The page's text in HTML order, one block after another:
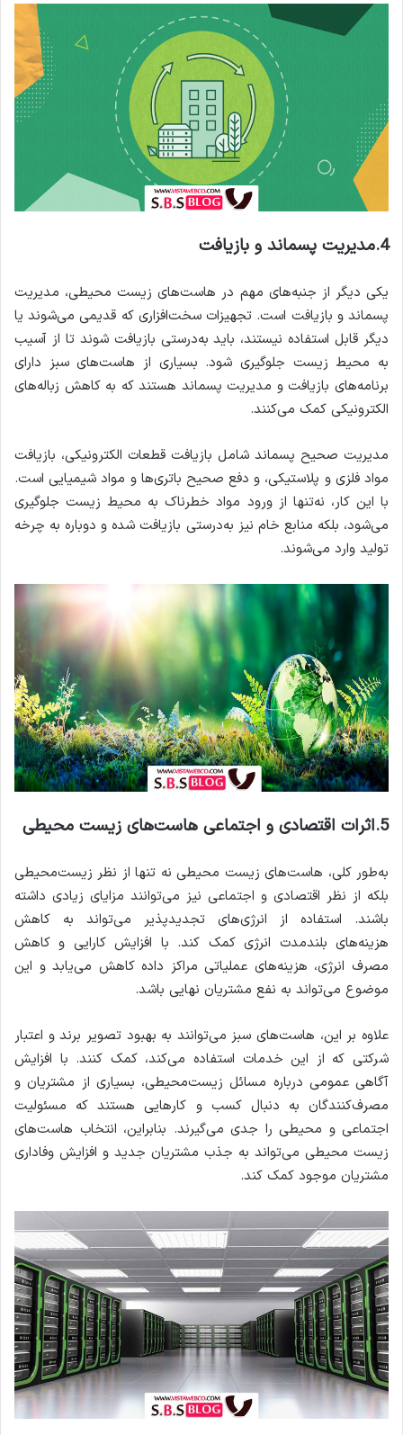
4.مدیریت پسماند و بازیافت
یکی دیگر از جنبه‌های مهم در هاست‌های زیست محیطی، مدیریت
پسماند و بازیافت است. تجهیزات سخت‌افزاری که قدیمی می‌شوند یا
دیگر قابل استفاده نیستند، باید به‌درستی بازیافت شوند تا از آسیب
به محیط زیست جلوگیری شود. بسیاری از هاست‌های سبز دارای
برنامه‌های بازیافت و مدیریت پسماند هستند که به کاهش زباله‌های
الکترونیکی کمک می‌کنند.
مدیریت صحیح پسماند شامل بازیافت قطعات الکترونیکی، بازیافت
مواد فلزی و پلاستیکی، و دفع صحیح باتری‌ها و مواد شیمیایی است.
با این کار، نه‌تنها از ورود مواد خطرناک به محیط زیست جلوگیری
می‌شود، بلکه منابع خام نیز به‌درستی بازیافت شده و دوباره به چرخه
تولید وارد می‌شوند.
5.اثرات اقتصادی و اجتماعی هاست‌های زیست محیطی
به‌طور کلی، هاست‌های زیست محیطی نه تنها از نظر زیست‌محیطی
بلکه از نظر اقتصادی و اجتماعی نیز می‌توانند مزایای زیادی داشته
باشند. استفاده از انرژی‌های تجدیدپذیر می‌تواند به کاهش
هزینه‌های بلندمدت انرژی کمک کند. با افزایش کارایی و کاهش
مصرف انرژی، هزینه‌های عملیاتی مراکز داده کاهش می‌یابد و این
موضوع می‌تواند به نفع مشتریان نهایی باشد.
علاوه بر این، هاست‌های سبز می‌توانند به بهبود تصویر برند و اعتبار
شرکتی که از این خدمات استفاده می‌کند، کمک کنند. با افزایش
آگاهی عمومی درباره مسائل زیست‌محیطی، بسیاری از مشتریان و
مصرف‌کنندگان به دنبال کسب و کارهایی هستند که مسئولیت
اجتماعی و محیطی را جدی می‌گیرند. بنابراین، انتخاب هاست‌های
زیست محیطی می‌تواند به جذب مشتریان جدید و افزایش وفاداری
مشتریان موجود کمک کند.